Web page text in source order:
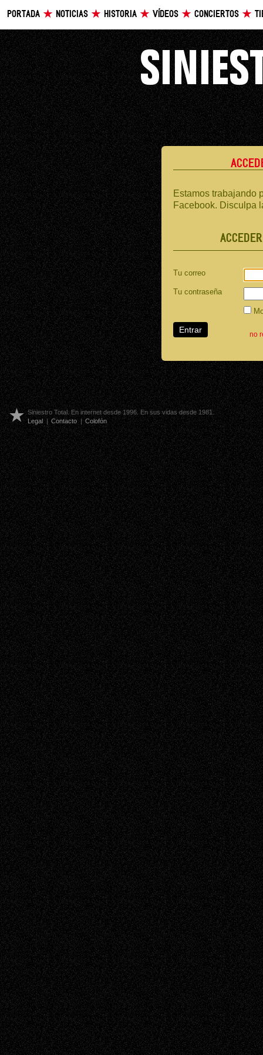
PORTADA NOTICIAS HISTORIA VÍDEOS CONCIERTOS
Estamos trabajando
Facebook. Disculpa
Tu correo
Tu contraseña
no
Siniestro Total. En internet desde 1996. En sus vidas desde 1981.
Legal | Contacto | Colofón